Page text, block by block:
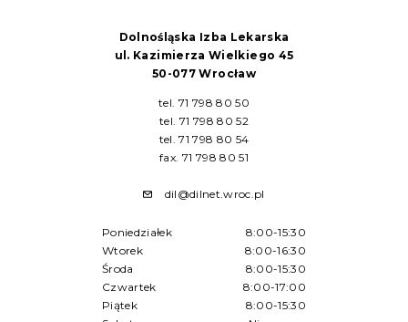
Dolnośląska Izba Lekarska
ul. Kazimierza Wielkiego 45
50-077 Wrocław
tel. 71 798 80 50
tel. 71 798 80 52
tel. 71 798 80 54
fax. 71 798 80 51
dil@dilnet.wroc.pl
Poniedziałek
8:00-15:30
Wtorek
8:00-16:30
Środa
8:00-15:30
Czwartek
8:00-17:00
Piątek
8:00-15:30